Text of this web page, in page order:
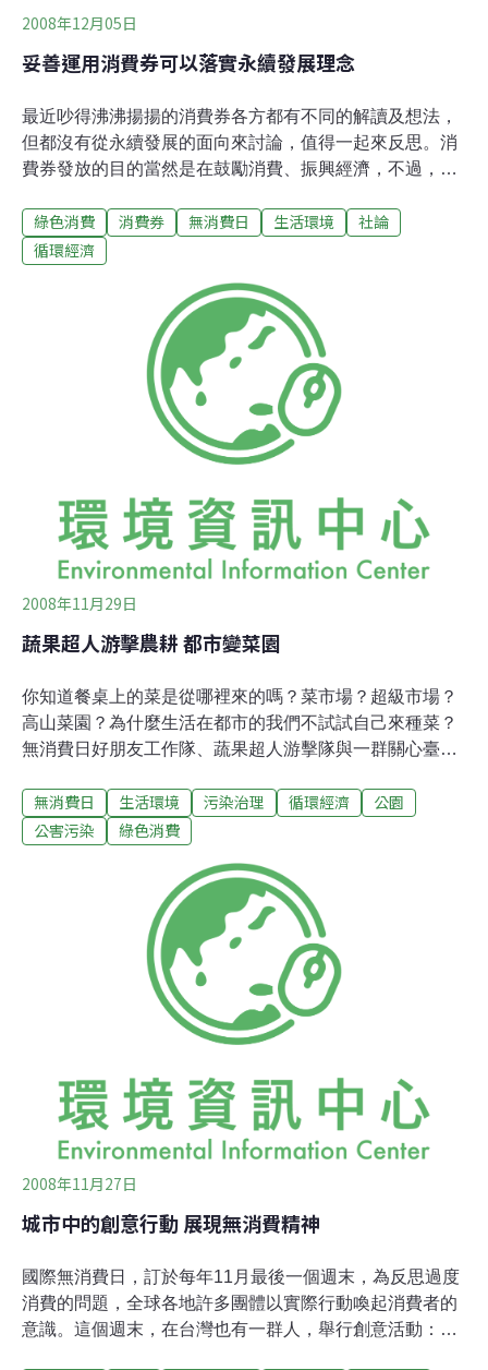
2008年12月05日
妥善運用消費券可以落實永續發展理念
最近吵得沸沸揚揚的消費券各方都有不同的解讀及想法，
但都沒有從永續發展的面向來討論，值得一起來反思。消
費券發放的目的當然是在鼓勵消費、振興經濟，不過，既
來落實永續發展理念？ 首先，要落實綠色消費便必須有
「永續生產」的認知，以出版品為例，筆者日前在書店購
Crowded」（世界又熱、又平、又擠）這本英文暢銷書，
書本內頁下方的標章格外醒目：「FSC」這個標章在環境
資訊電子報綜合外電報導的「軟木塞認證讓葡萄酒業邁向
永續之路」等文章中也曾出現過，引發了一個在消費時值
得大家重視的問題──我們消費的產品有經過永續生產的認
證嗎？ 「軟木塞」一文提醒了一個被社會大眾忽略的事實
──妥善選購葡萄酒可以落實永續發展理念，也就是說，選
綠色消費 消費券 無消費日 生活環境
社論
循環經濟
2008年11月29日
蔬果超人游擊農耕 都市變菜園
你知道餐桌上的菜是從哪裡來的嗎？菜市場？超級市場？
高山菜園？為什麼生活在都市的我們不試試自己來種菜？
無消費日好朋友工作隊、蔬果超人游擊隊與一群關心臺灣
行動者頭戴斗笠，身上掛滿樹葉和芒草，扮成「蔬果超
人」，利用國際無消費日 (International Buy Nothing Day)
參與者不到20人，走到了公園旁的公園路燈管理處，蠻野
心足的文魯彬手舉無消費日海報說服值班警衛加入行動，
「我們覺得公園路燈管理處並不是在管理公園，而是在消
費公園。」針對這一點，文魯彬說，不只是公園，整個城
市裡都充斥著不必要做的工程，只是要消耗預算。例如拆
掉圍牆的二二八公園，公燈處就一定要發包出去作一些健
康步道，把工程款消耗掉；再舉行道樹為例子，為什麼長
己的樣子
無消費日 生活環境 污染治理 循環經濟
公園
公害污染
綠色消費
2008年11月27日
城市中的創意行動 展現無消費精神
國際無消費日，訂於每年11月最後一個週末，為反思過度
消費的問題，全球各地許多團體以實際行動喚起消費者的
意識。這個週末，在台灣也有一群人，舉行創意活動：無